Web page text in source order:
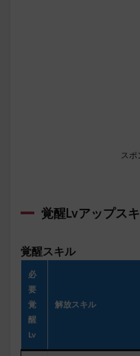
スポ
覚醒Lvアップス
覚醒スキル
必
要
覚
醒
Lv
解放スキル